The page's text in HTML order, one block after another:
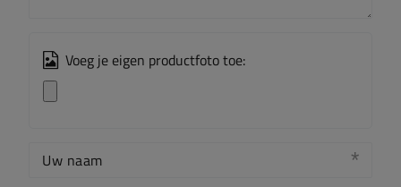
Voeg je eigen productfoto toe:
Uw naam